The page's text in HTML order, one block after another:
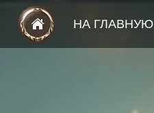
НА ГЛАВНУЮ